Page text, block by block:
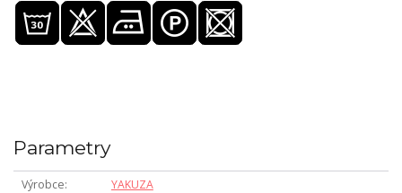
Parametry
Výrobce
YAKUZA